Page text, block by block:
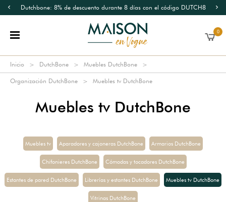
Dutchbone: 8% de descuento durante 8 días con el código DUTCH8
0
Inicio DutchBone Muebles DutchBone
Organización DutchBone Muebles tv DutchBone
Muebles tv DutchBone
Muebles tv Aparadores y cajoneras DutchBone Armarios DutchBone
Chifonieres DutchBone Cómodas y tocadores DutchBone
Estantes de pared DutchBone Librerías y estantes DutchBone Muebles tv DutchBone
Vitrinas DutchBone